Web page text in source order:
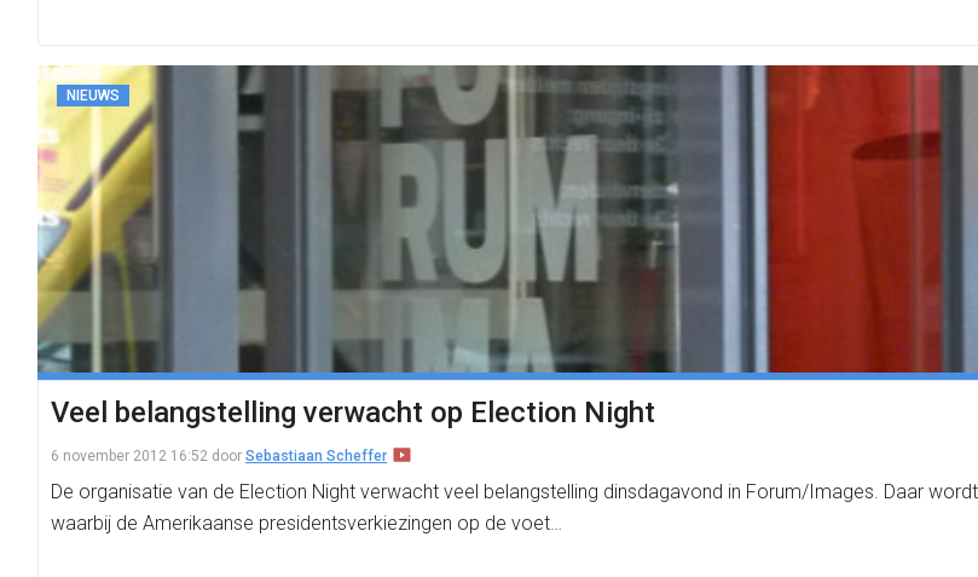
NIEUWS
Veel belangstelling verwacht op Election Night
6 november 2012 16:52 door Sebastiaan Scheffer
De organisatie van de Election Night verwacht veel belangstelling dinsdagavond in Forum/Images. Daar
waarbij de Amerikaanse presidentsverkiezingen op de voet…